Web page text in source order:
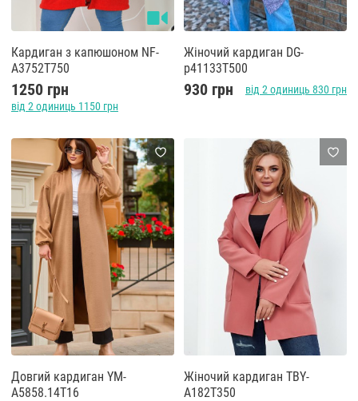
Кардиган з капюшоном NF-
A3752T750
1250 грн
від 2 одиниць 1150 грн
Жіночий кардиган DG-
p41133T500
930 грн від 2 одиниць 830 грн
Довгий кардиган YM-
A5858.14T16
Жіночий кардиган TBY-
A182T350